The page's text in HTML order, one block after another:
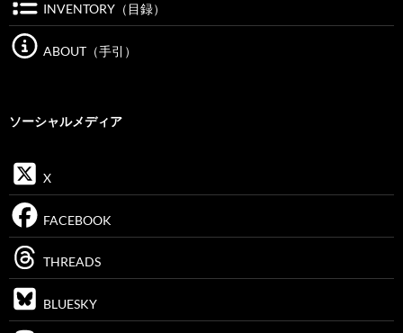
INVENTORY（目録）
ABOUT（手引）
ソーシャルメディア
X
FACEBOOK
THREADS
BLUESKY